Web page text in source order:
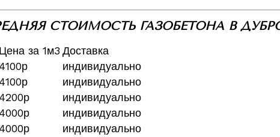
СТОИМОСТЬ ГАЗОБЕТОНА В
Цена за 1м3 Доставка
4100р
индивидуально
4100р
индивидуально
4200р
индивидуально
4000р
индивидуально
4000р
индивидуально